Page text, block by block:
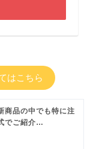
はこちら
商品の中でも特に注
でご紹介…